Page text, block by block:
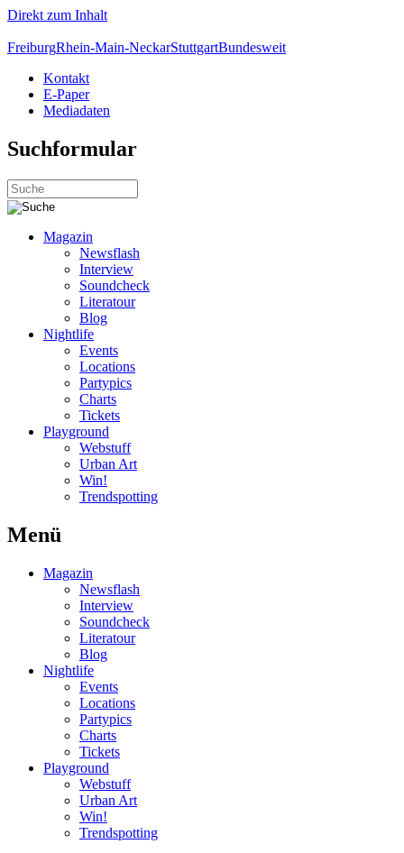
Direkt zum Inhalt
FreiburgRhein-Main-NeckarStuttgartBundesweit
Kontakt
E-Paper
Mediadaten
Suchformular
Magazin
Newsflash
Interview
Soundcheck
Literatour
Blog
Nightlife
Events
Locations
Partypics
Charts
Tickets
Playground
Webstuff
Urban Art
Win!
Trendspotting
Menü
Magazin
Newsflash
Interview
Soundcheck
Literatour
Blog
Nightlife
Events
Locations
Partypics
Charts
Tickets
Playground
Webstuff
Urban Art
Win!
Trendspotting